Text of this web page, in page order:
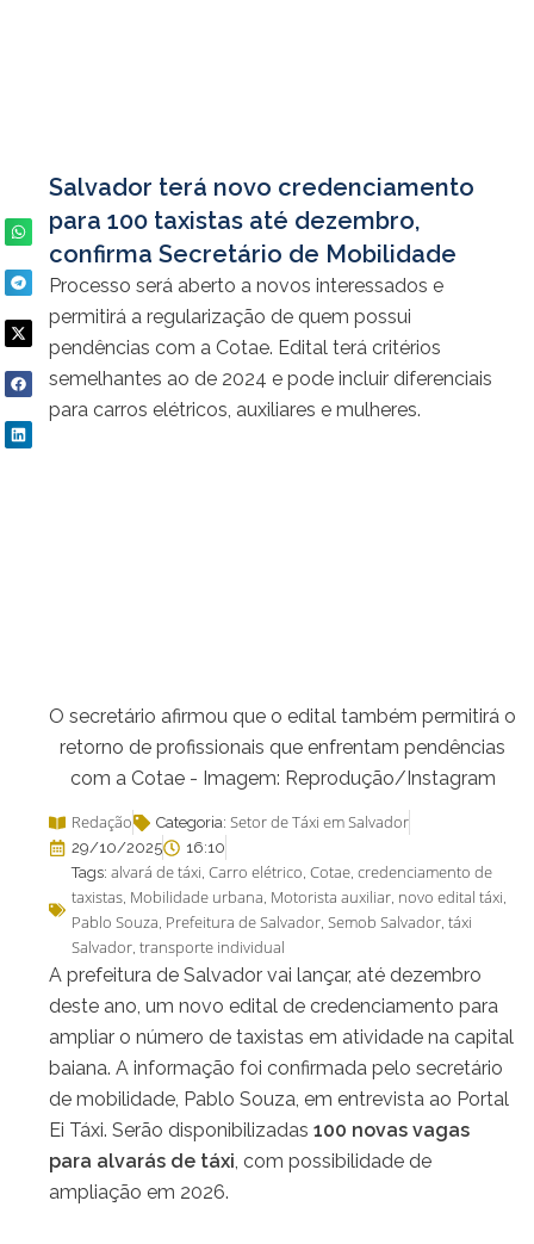
Salvador terá novo credenciamento
para 100 taxistas até dezembro,
confirma Secretário de Mobilidade
Processo será aberto a novos interessados e
permitirá a regularização de quem possui
pendências com a Cotae. Edital terá critérios
semelhantes ao de 2024 e pode incluir diferenciais
para carros elétricos, auxiliares e mulheres.
O secretário afirmou que o edital também permitirá o
retorno de profissionais que enfrentam pendências
com a Cotae - Imagem: Reprodução/Instagram
Redação Categoria:Setor de Táxi em Salvador
29/10/2025
16:10
Tags:alvará de táxi,Carro elétrico,Cotae,credenciamento de
taxistas, Mobilidade urbana, Motorista auxiliar, novo edital táxi,
Pablo Souza, Prefeitura de Salvador,Semob Salvador,táxi
Salvador,transporte individual
A prefeitura de Salvador vai lançar, até dezembro
deste ano, um novo edital de credenciamento para
ampliar o número de taxistas em atividade na capital
baiana. A informação foi confirmada pelo secretário
de mobilidade, Pablo Souza, em entrevista ao Portal
Ei Táxi. Serão disponibilizadas100 novas vagas
para alvarás de táxi, com possibilidade de
ampliação em 2026.